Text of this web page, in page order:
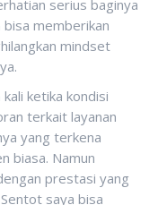
serius baginya
bisa memberikan
mindset
ketika kondisi
terkait layanan
yang terkena
biasa. Namun
prestasi yang
saya bisa